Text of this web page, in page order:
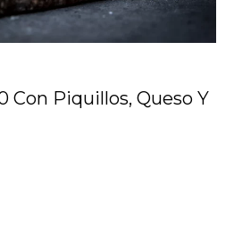
Con Piquillos, Queso Y